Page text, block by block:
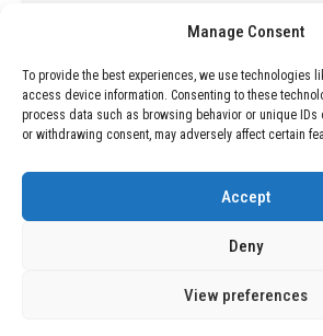
Manage Consent
To provide the best experiences, we use technologies
access device information. Consenting to these
process data such as browsing behavior or unique IDs
or withdrawing consent, may adversely affect certain
Accept
Deny
View preferences